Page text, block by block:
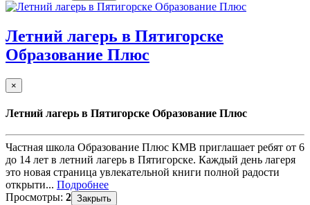
Летний лагерь в Пятигорске
Образование Плюс
×
Летний лагерь в Пятигорске Образование Плюс
Частная школа Образование Плюс КМВ приглашает ребят от 6
до 14 лет в летний лагерь в Пятигорске. Каждый день лагеря
это новая страница увлекательной книги полной радости
открыти... Подробнее
Просмотры: 2 Закрыть